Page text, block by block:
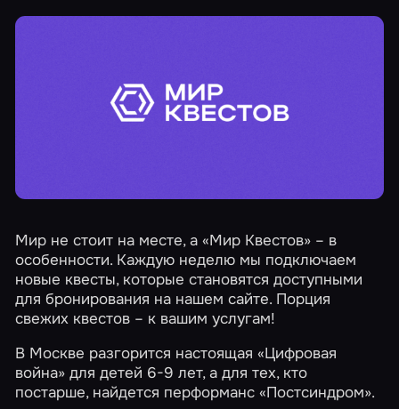
Мир не стоит на месте, а «Мир Квестов» – в
особенности. Каждую неделю мы подключаем
новые квесты, которые становятся доступными
для бронирования на нашем сайте. Порция
свежих квестов – к вашим услугам!
В Москве разгорится настоящая«Цифровая
война» для детей 6-9 лет, а для тех, кто
постарше, найдется перформанс«Постсиндром».